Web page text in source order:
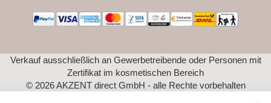
Verkauf ausschließlich an Gewerbetreibende oder Personen mit
Zertifikat im kosmetischen Bereich
© 2026 AKZENT direct GmbH - alle Rechte vorbehalten